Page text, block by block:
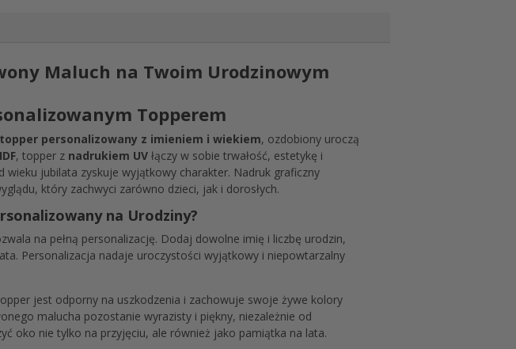
Maluch na Twoim Urodzinowym
Topperem
personalizowany z imieniem i wiekiem, ozdobiony uroczą
, topper z nadrukiem UV łączy w sobie trwałość, estetykę i
wieku jubilata zyskuje wyjątkowy charakter. Nadruk graficzny
który zachwyci zarówno dzieci, jak i dorosłych.
na Urodziny?
na pełną personalizację. Dodaj dowolne imię i liczbę urodzin,
Personalizacja nadaje uroczystości wyjątkowy i niepowtarzalny
jest odporny na uszkodzenia i zachowuje swoje żywe kolory
malucha pozostanie wyrazisty i piękny, niezależnie od
oko nie tylko na przyjęciu, ale również jako pamiątka na lata.